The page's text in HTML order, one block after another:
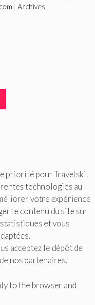
| Archives
priorité pour Travelski.
technologies au
votre expérience
le contenu du site sur
et vous
acceptez le dépôt de
nos partenaires.
to the browser and